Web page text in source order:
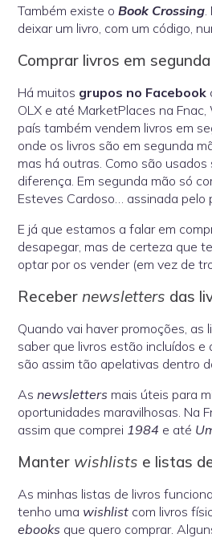
Também existe o Book Crossing.
deixar um livro, com um código,
Comprar livros em
Há muitos grupos no Facebook
OLX e até MarketPlaces na
país também vendem livros em
onde os livros são em segunda
mas há outras. Como são
diferença. Em segunda mão só
Esteves Cardoso… assinada pelo
E já que estamos a falar em
desapegar, mas de certeza que
optar por os vender (em vez de
Receber newsletters das
Quando vai haver promoções, as
saber que livros estão incluídos
são assim tão apelativas dentro
As newsletters mais úteis para
oportunidades maravilhosas. Na
assim que comprei 1984 e até
Manter wishlists e listas
As minhas listas de livros
tenho uma wishlist com livros
ebooks que quero comprar.